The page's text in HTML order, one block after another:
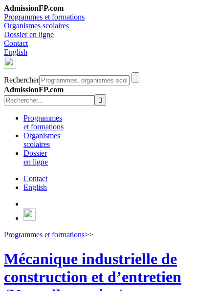
AdmissionFP.com
Programmes et formations
Organismes scolaires
Dossier en ligne
Contact
English
Rechercher
AdmissionFP.com
Programmes
et formations
Organismes
scolaires
Dossier
en ligne
Contact
English
Programmes et formations>>
Mécanique industrielle de
construction et d’entretien